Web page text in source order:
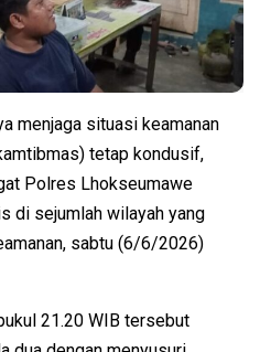
menjaga situasi keamanan
tetap kondusif,
Polres Lhokseumawe
di sejumlah wilayah yang
sabtu (6/6/2026)
21.20 WIB tersebut